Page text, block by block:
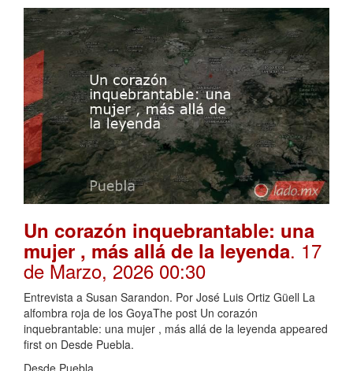
Un corazón inquebrantable: una
mujer , más allá de la leyenda. 17
de Marzo, 2026 00:30
Entrevista a Susan Sarandon. Por José Luis Ortiz Güell La
alfombra roja de los GoyaThe post Un corazón
inquebrantable: una mujer , más allá de la leyenda appeared
first on Desde Puebla.
Desde Puebla